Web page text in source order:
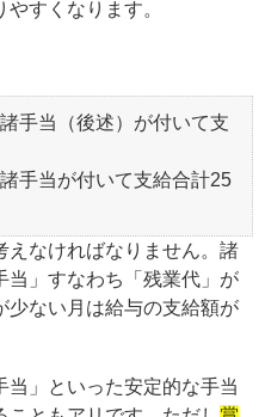
すくなります。
手当（後述）が付いて支
手当が付いて支給合計25
えなければなりません。諸
当」すなわち「残業代」が
少ない月は給与の支給額が
当」といった安定的な手当